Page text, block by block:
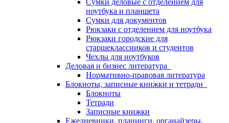
Сумки деловые с отделением для
ноутбука и планшета
Сумки для документов
Рюкзаки с отделением для ноутбука
Рюкзаки городские для
старшеклассников и студентов
Чехлы для ноутбуков
Деловая и бизнес литература
Нормативно-правовая литература
Блокноты, записные книжки и тетради
Блокноты
Тетради
Записные книжки
Ежедневники, планинги, органайзеры,